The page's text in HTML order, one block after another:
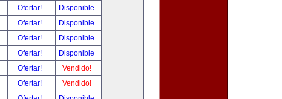
Ofertar!
Disponible
Ofertar!
Disponible
Ofertar!
Disponible
Ofertar!
Disponible
Ofertar!
Vendido!
Ofertar!
Vendido!